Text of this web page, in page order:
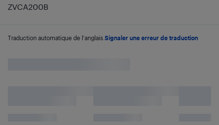
ZVCA200B
Traduction automatique de l'anglais. Signaler une erreur de traduction